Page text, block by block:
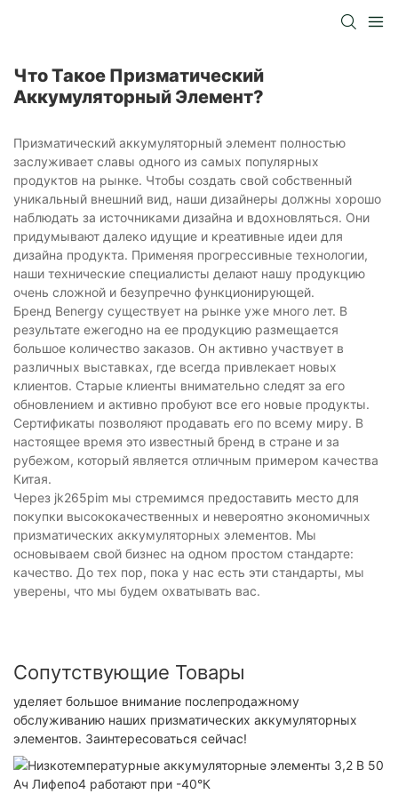
Что Такое Призматический
Аккумуляторный Элемент?
Призматический аккумуляторный элемент полностью
заслуживает славы одного из самых популярных
продуктов на рынке. Чтобы создать свой собственный
уникальный внешний вид, наши дизайнеры должны хорошо
наблюдать за источниками дизайна и вдохновляться. Они
придумывают далеко идущие и креативные идеи для
дизайна продукта. Применяя прогрессивные технологии,
наши технические специалисты делают нашу продукцию
очень сложной и безупречно функционирующей.
Бренд Benergy существует на рынке уже много лет. В
результате ежегодно на ее продукцию размещается
большое количество заказов. Он активно участвует в
различных выставках, где всегда привлекает новых
клиентов. Старые клиенты внимательно следят за его
обновлением и активно пробуют все его новые продукты.
Сертификаты позволяют продавать его по всему миру. В
настоящее время это известный бренд в стране и за
рубежом, который является отличным примером качества
Китая.
Через jk265pim мы стремимся предоставить место для
покупки высококачественных и невероятно экономичных
призматических аккумуляторных элементов. Мы
основываем свой бизнес на одном простом стандарте:
качество. До тех пор, пока у нас есть эти стандарты, мы
уверены, что мы будем охватывать вас.
Сопутствующие Товары
уделяет большое внимание послепродажному
обслуживанию наших призматических аккумуляторных
элементов. Заинтересоваться сейчас!